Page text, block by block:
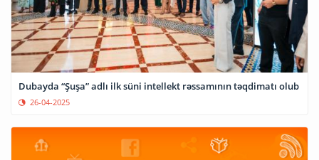
Dubayda “Şuşa” adlı ilk süni intellekt rəssamının təqdimatı olub
26-04-2025